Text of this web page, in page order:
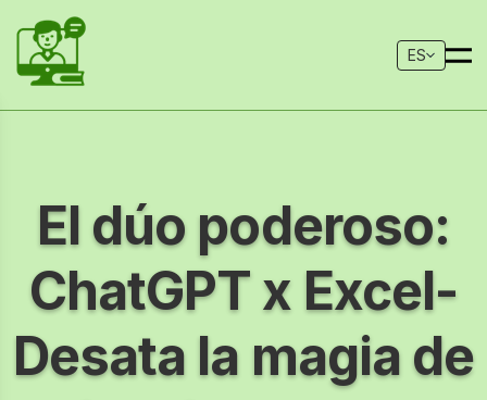
ES
El dúo poderoso:
ChatGPT x Excel-
Desata la magia de